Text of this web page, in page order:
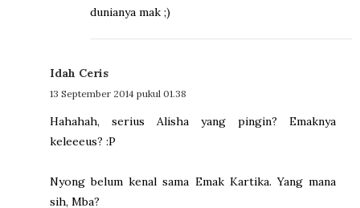
dunianya mak ;)
Idah Ceris
13 September 2014 pukul 01.38
Hahahah, serius Alisha yang pingin? Emaknya
keleeeus? :P
Nyong belum kenal sama Emak Kartika. Yang mana
sih, Mba?